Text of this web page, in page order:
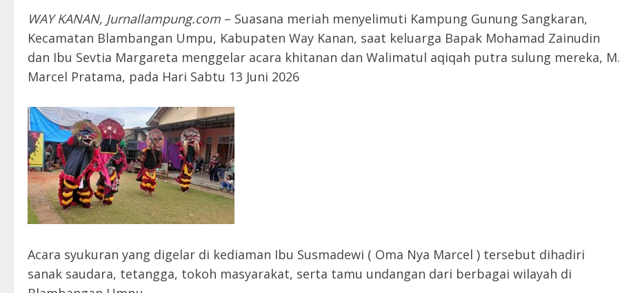
WAY KANAN, Jurnallampung.com – Suasana meriah menyelimuti Kampung Gunung Sangkaran,
Kecamatan Blambangan Umpu, Kabupaten Way Kanan, saat keluarga Bapak Mohamad Zainudin
dan Ibu Sevtia Margareta menggelar acara khitanan dan Walimatul aqiqah putra sulung mereka, M.
Marcel Pratama, pada Hari Sabtu 13 Juni 2026
Acara syukuran yang digelar di kediaman Ibu Susmadewi ( Oma Nya Marcel ) tersebut dihadiri
sanak saudara, tetangga, tokoh masyarakat, serta tamu undangan dari berbagai wilayah di